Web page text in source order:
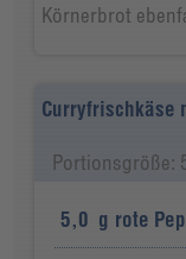
Körnerbrot
Curryfrischkäse
Portionsgröße:
5,0 g rote